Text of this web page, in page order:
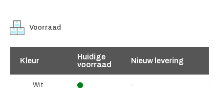
Voorraad
Kleur
Huidige
voorraad
Nieuw levering
Wit -